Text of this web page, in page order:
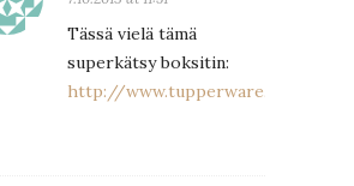
Tässä vielä tämä
superkätsy boksitin:
http://www.tupperware.fi/